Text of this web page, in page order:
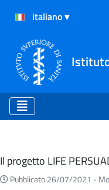
Eventi
Il progetto LIFE
Pubblicato 26/07/2021 -